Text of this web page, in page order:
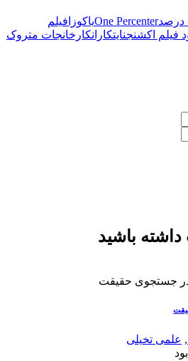
درصدOne Percenterیاکوزا فیلم
فیلم اکشنجنایتکارانکارخانجات متروک
باشید
, علمی تخیلی